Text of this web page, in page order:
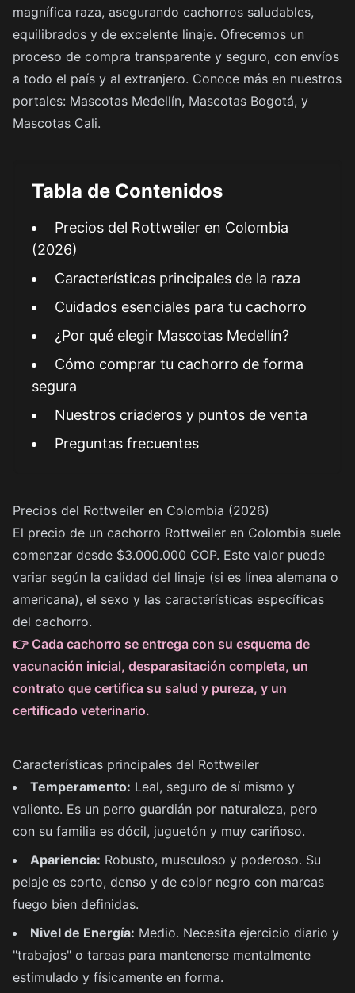
magnífica raza, asegurando cachorros saludables,
equilibrados y de excelente linaje. Ofrecemos un
proceso de compra transparente y seguro, con envíos
a todo el país y al extranjero. Conoce más en nuestros
portales: Mascotas Medellín, Mascotas Bogotá, y
Mascotas Cali.
Tabla de Contenidos
Precios del Rottweiler en Colombia
(2026)
Características principales de la raza
Cuidados esenciales para tu cachorro
¿Por qué elegir Mascotas Medellín?
Cómo comprar tu cachorro de forma
segura
Nuestros criaderos y puntos de venta
Preguntas frecuentes
Precios del Rottweiler en Colombia (2026)
El precio de un cachorro Rottweiler en Colombia suele
comenzar desde $3.000.000 COP. Este valor puede
variar según la calidad del linaje (si es línea alemana o
americana), el sexo y las características específicas
del cachorro.
👉 Cada cachorro se entrega con su esquema de
vacunación inicial, desparasitación completa, un
contrato que certifica su salud y pureza, y un
certificado veterinario.
Características principales del Rottweiler
Temperamento: Leal, seguro de sí mismo y
valiente. Es un perro guardián por naturaleza, pero
con su familia es dócil, juguetón y muy cariñoso.
Apariencia: Robusto, musculoso y poderoso. Su
pelaje es corto, denso y de color negro con marcas
fuego bien definidas.
Nivel de Energía: Medio. Necesita ejercicio diario y
"trabajos" o tareas para mantenerse mentalmente
estimulado y físicamente en forma.